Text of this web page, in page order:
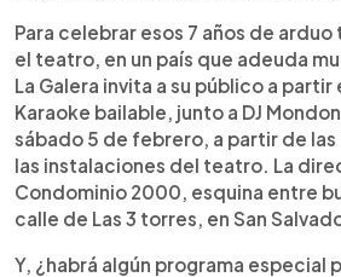
Para celebrar esos 7 años de
el teatro, en un país que adeuda
La Galera invita a su público a partir
Karaoke bailable, junto a DJ
sábado 5 de febrero, a partir de las
las instalaciones del teatro. La
Condominio 2000, esquina entre
calle de Las 3 torres, en San
Y, ¿habrá algún programa especial